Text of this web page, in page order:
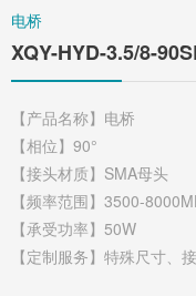
电桥
XQY-HYD-3.5/8-
【产品名称】电桥
【相位】90°
【接头材质】SMA母头
【频率范围】3500-
【承受功率】50W
【定制服务】特殊尺寸、